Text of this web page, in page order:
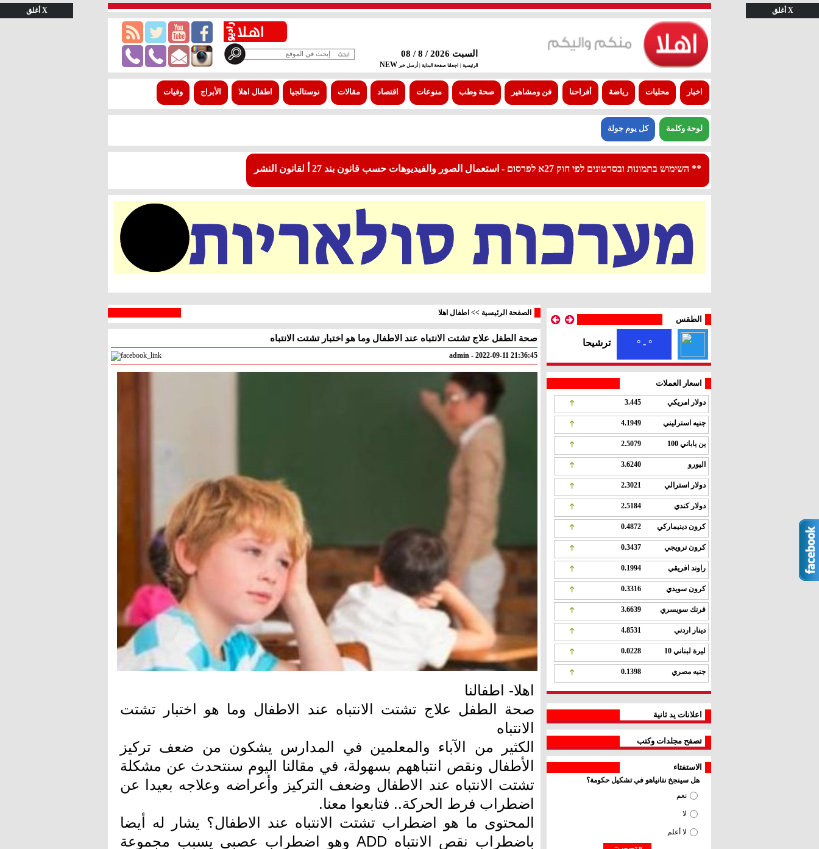
X أغلق X أغلق
السبت 2026 / 8 / 08
الرئيسية | اجعلنا صفحة البداية | أرسل خبر NEW
اخبار محليات رياضة أفراحنا فن ومشاهير صحة وطب منوعات اقتصاد مقالات نوستالجيا اطفال اهلا الأبراج وفيات
لوحة وكلمة كل يوم جولة
** השימוש בתמונות ובסרטונים לפי חוק 27א לפרסום - استعمال الصور والفيديوهات حسب قانون بند 27 أ لقانون النشر
الطقس
° - ° ترشيحا ° - ° معليا ° - ° بئر السبع
اسعار العملات
دولار امريكي 3.445
جنيه استرليني 4.1949
ين ياباني 100 2.5079
اليورو 3.6240
دولار استرالي 2.3021
دولار كندي 2.5184
كرون دينيماركي 0.4872
كرون نرويجي 0.3437
راوند افريقي 0.1994
كرون سويدي 0.3316
فرنك سويسري 3.6639
دينار اردني 4.8531
ليرة لبناني 10 0.0228
جنيه مصري 0.1398
اعلانات يد ثانية
تصفح مجلدات وكتب
الاستفتاء
الصفحة الرئيسية >> اطفال اهلا
صحة الطفل علاج تشتت الانتباه عند الاطفال وما هو اختبار تشتت الانتباه
admin - 2022-09-11 21:36:45
اهلا- اطفالنا
صحة الطفل علاج تشتت الانتباه عند الاطفال وما هو اختبار تشتت
الانتباه
الكثير من الآباء والمعلمين في المدارس يشكون من ضعف تركيز
الأطفال ونقص انتباههم بسهولة، في مقالنا اليوم سنتحدث عن مشكلة
تشتت الانتباه عند الاطفال وضعف التركيز وأعراضه وعلاجه بعيدا عن
اضطراب فرط الحركة.. فتابعوا معنا.
المحتوى ما هو اضطراب تشتت الانتباه عند الاطفال؟ يشار له أيضا
باضطراب نقص الانتباه ADD وهو اضطراب عصبي يسبب مجموعة